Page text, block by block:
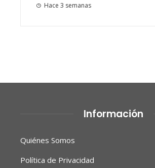
Hace 3 semanas
Información
Quiénes Somos
Política de Privacidad